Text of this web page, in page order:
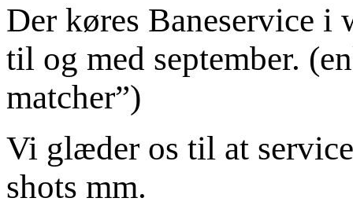
Der køres Baneservice
til og med september.
matcher”)
Vi glæder os til at
shots mm.